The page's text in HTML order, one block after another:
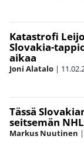
Katastrofi
Slovakia-
aikaa
Joni Alatalo |
Tässä
seitsemän
Markus Nuutinen |